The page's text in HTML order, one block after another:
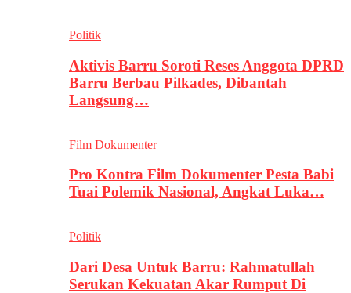
Politik
Aktivis Barru Soroti Reses Anggota DPRD
Barru Berbau Pilkades, Dibantah
Langsung…
Film Dokumenter
Pro Kontra Film Dokumenter Pesta Babi
Tuai Polemik Nasional, Angkat Luka…
Politik
Dari Desa Untuk Barru: Rahmatullah
Serukan Kekuatan Akar Rumput Di